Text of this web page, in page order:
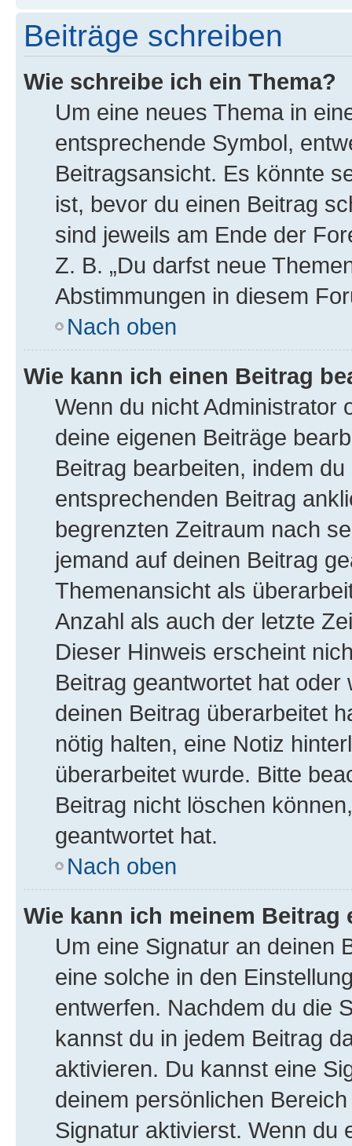
Beiträge schreiben
Wie schreibe ich ein Thema?
Um eine neues Thema in
entsprechende Symbol,
Beitragsansicht. Es könnte
ist, bevor du einen Beitrag
sind jeweils am Ende der
Z. B. „Du darfst neue
Abstimmungen in diesem
Nach oben
Wie kann ich einen Beitrag
Wenn du nicht Administrator
deine eigenen Beiträge
Beitrag bearbeiten, indem
entsprechenden Beitrag
begrenzten Zeitraum nach
jemand auf deinen Beitrag
Themenansicht als
Anzahl als auch der letzte
Dieser Hinweis erscheint
Beitrag geantwortet hat
deinen Beitrag überarbeitet
nötig halten, eine Notiz
überarbeitet wurde. Bitte
Beitrag nicht löschen
geantwortet hat.
Nach oben
Wie kann ich meinem
Um eine Signatur an deinen
eine solche in den
entwerfen. Nachdem du die
kannst du in jedem Beitrag
aktivieren. Du kannst eine
deinem persönlichen
Signatur aktivierst. Wenn du